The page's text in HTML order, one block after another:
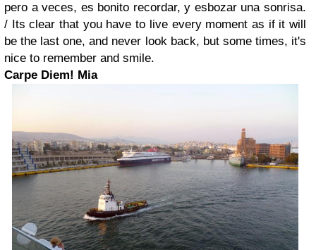
pero a veces, es bonito recordar, y esbozar una sonrisa.
/ Its clear that you have to live every moment as if it will
be the last one, and never look back, but some times, it's
nice to remember and smile.
Carpe Diem! Mia